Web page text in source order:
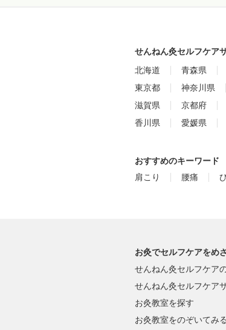
せんねん灸セルフケア
北海道
青森県
東京都
神奈川県
滋賀県
京都府
香川県
愛媛県
おすすめのキーワード
肩こり
腰痛
お灸でセルフケアをめ
せんねん灸セルフケア
せんねん灸セルフケア
お灸教室を探す
お灸教室をのぞいてみる